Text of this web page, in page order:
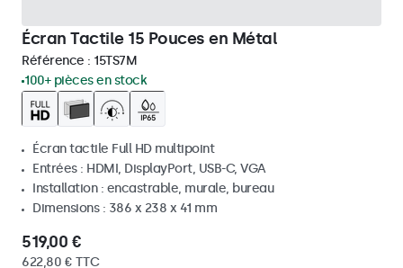
Écran Tactile 15 Pouces en Métal
Référence : 15TS7M
100+ pièces en stock
Écran tactile Full HD multipoint
Entrées : HDMI, DisplayPort, USB-C, VGA
Installation : encastrable, murale, bureau
Dimensions : 386 x 238 x 41 mm
519,00 €
622,80 € TTC